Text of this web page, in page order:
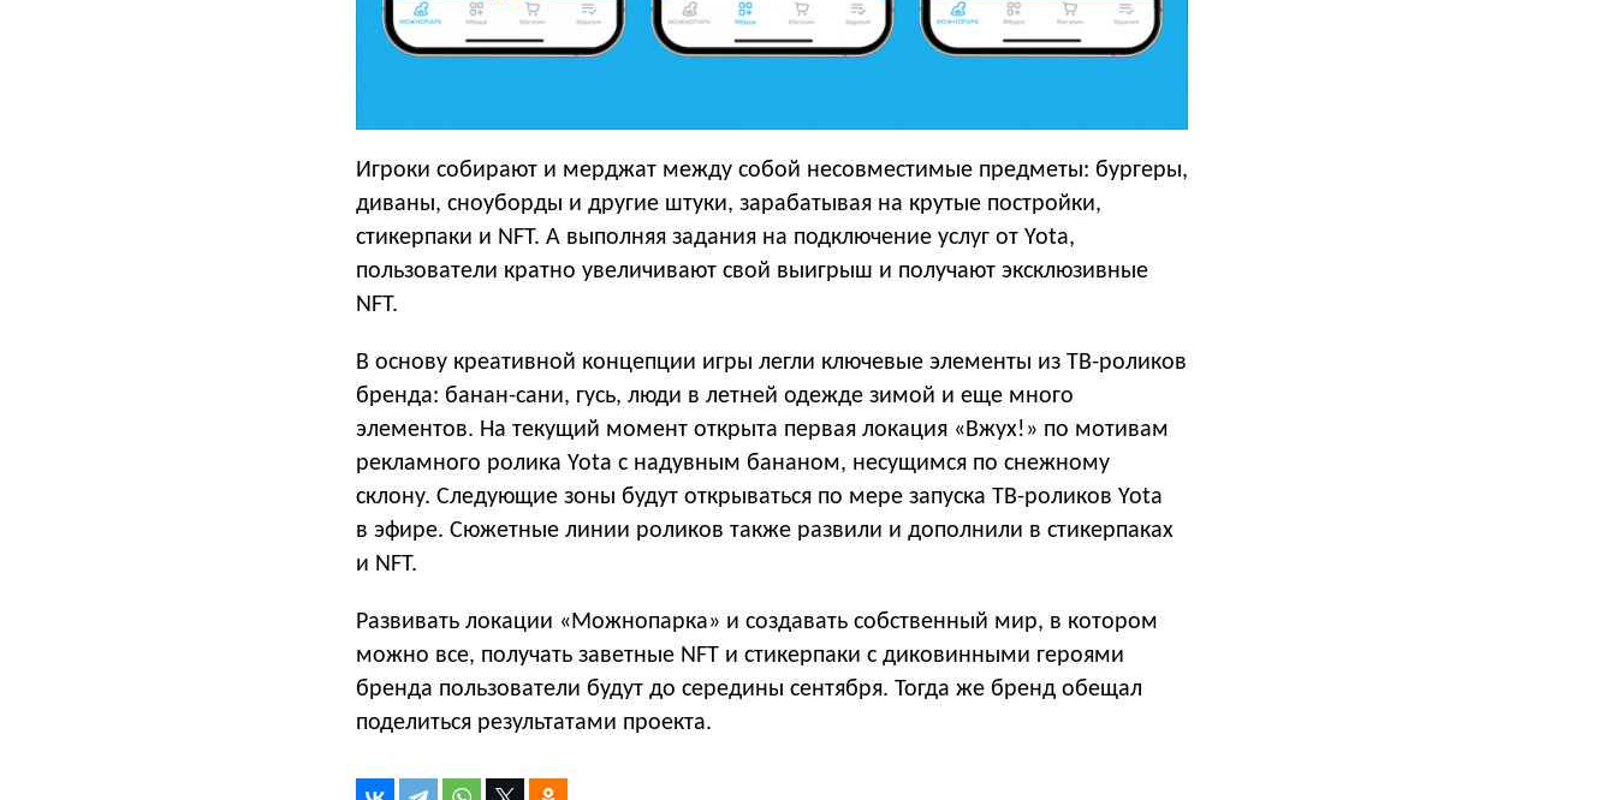
Игроки собирают и мерджат между собой несовместимые предметы: бургеры,
диваны, сноуборды и другие штуки, зарабатывая на крутые постройки,
стикерпаки и NFT. А выполняя задания на подключение услуг от Yota,
пользователи кратно увеличивают свой выигрыш и получают эксклюзивные
NFT.
В основу креативной концепции игры легли ключевые элементы из ТВ-роликов
бренда: банан-сани, гусь, люди в летней одежде зимой и еще много
элементов. На текущий момент открыта первая локация «Вжух!» по мотивам
рекламного ролика Yota с надувным бананом, несущимся по снежному
склону. Следующие зоны будут открываться по мере запуска ТВ-роликов Yota
в эфире. Сюжетные линии роликов также развили и дополнили в стикерпаках
и NFT.
Развивать локации «Можнопарка» и создавать собственный мир, в котором
можно все, получать заветные NFT и стикерпаки с диковинными героями
бренда пользователи будут до середины сентября. Тогда же бренд обещал
поделиться результатами проекта.